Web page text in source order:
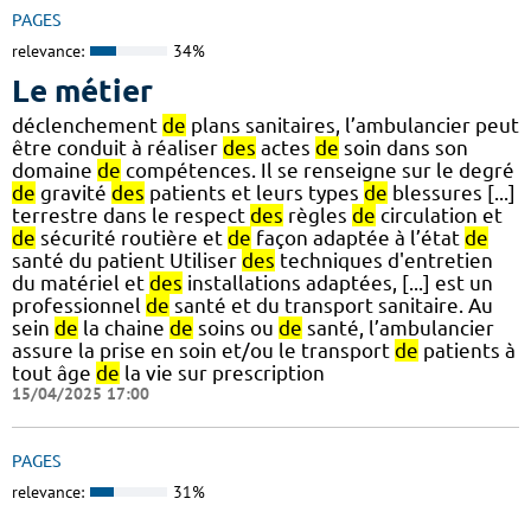
PAGES
relevance: 34%
Le métier
déclenchement de plans sanitaires, l’ambulancier peut
être conduit à réaliser des actes de soin dans son
domaine de compétences. Il se renseigne sur le degré
de gravité des patients et leurs types de blessures [...]
terrestre dans le respect des règles de circulation et
de sécurité routière et de façon adaptée à l’état de
santé du patient Utiliser des techniques d'entretien
du matériel et des installations adaptées, [...] est un
professionnel de santé et du transport sanitaire. Au
sein de la chaine de soins ou de santé, l’ambulancier
assure la prise en soin et/ou le transport de patients à
tout âge de la vie sur prescription
15/04/2025 17:00
PAGES
relevance: 31%